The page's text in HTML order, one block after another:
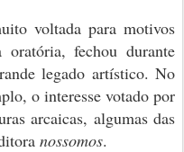
voltada para motivos
fechou durante
legado artístico. No
o interesse votado por
arcaicas, algumas das
nossomos.